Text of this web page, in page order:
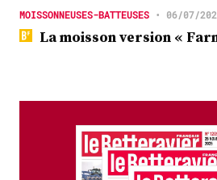
MOISSONNEUSES-BATTEUSES • 06/07/
La moisson version «